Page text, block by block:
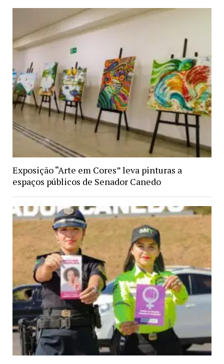
Exposição “Arte em Cores” leva pinturas a
espaços públicos de Senador Canedo